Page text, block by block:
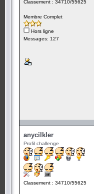
Classement : 34710/55625
Membre Complet
Hors ligne
Messages: 127
anycilkler
Profil challenge
Classement : 34710/55625